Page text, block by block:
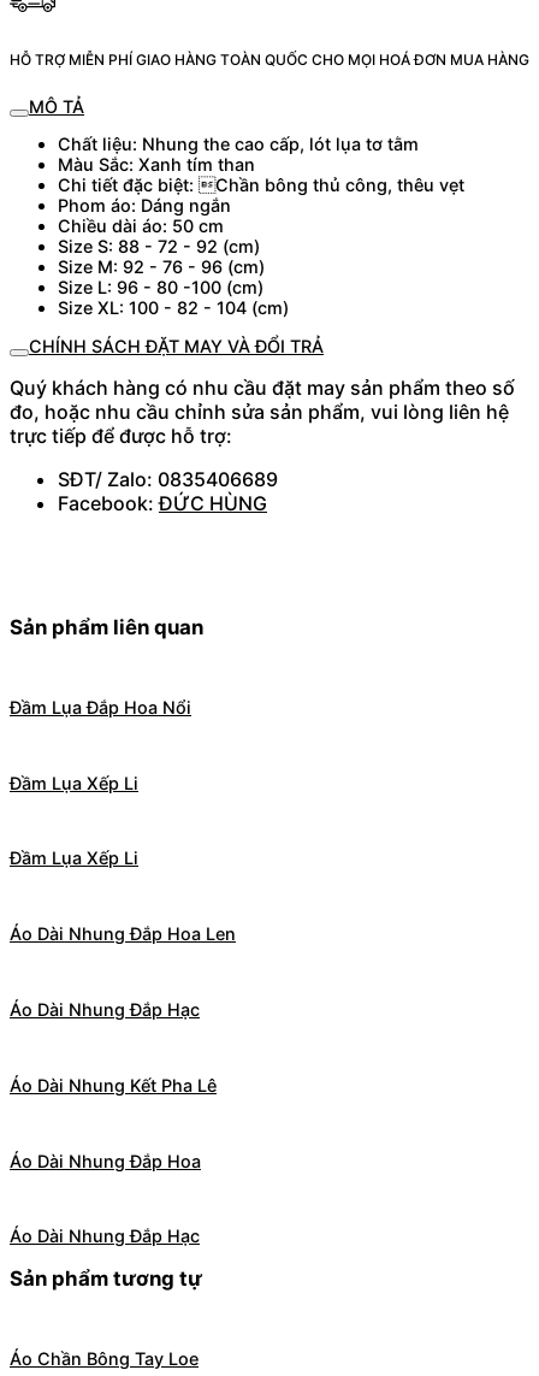
HỖ TRỢ MIỄN PHÍ GIAO HÀNG TOÀN QUỐC CHO MỌI HOÁ ĐƠN MUA HÀNG
MÔ TẢ
Chất liệu: Nhung the cao cấp, lót lụa tơ tằm
Màu Sắc: Xanh tím than
Chi tiết đặc biệt: Chần bông thủ công, thêu vẹt
Phom áo: Dáng ngắn
Chiều dài áo: 50 cm
Size S: 88 - 72 - 92 (cm)
Size M: 92 - 76 - 96 (cm)
Size L: 96 - 80 -100 (cm)
Size XL: 100 - 82 - 104 (cm)
CHÍNH SÁCH ĐẶT MAY VÀ ĐỔI TRẢ
Quý khách hàng có nhu cầu đặt may sản phẩm theo số
đo, hoặc nhu cầu chỉnh sửa sản phẩm, vui lòng liên hệ
trực tiếp để được hỗ trợ:
SĐT/ Zalo: 0835406689
Facebook:ĐỨC HÙNG
Sản phẩm liên quan
Đầm Lụa Đắp Hoa Nổi
Đầm Lụa Xếp Li
Đầm Lụa Xếp Li
Áo Dài Nhung Đắp Hoa Len
Áo Dài Nhung Đắp Hạc
Áo Dài Nhung Kết Pha Lê
Áo Dài Nhung Đắp Hoa
Áo Dài Nhung Đắp Hạc
Sản phẩm tương tự
Áo Chần Bông Tay Loe